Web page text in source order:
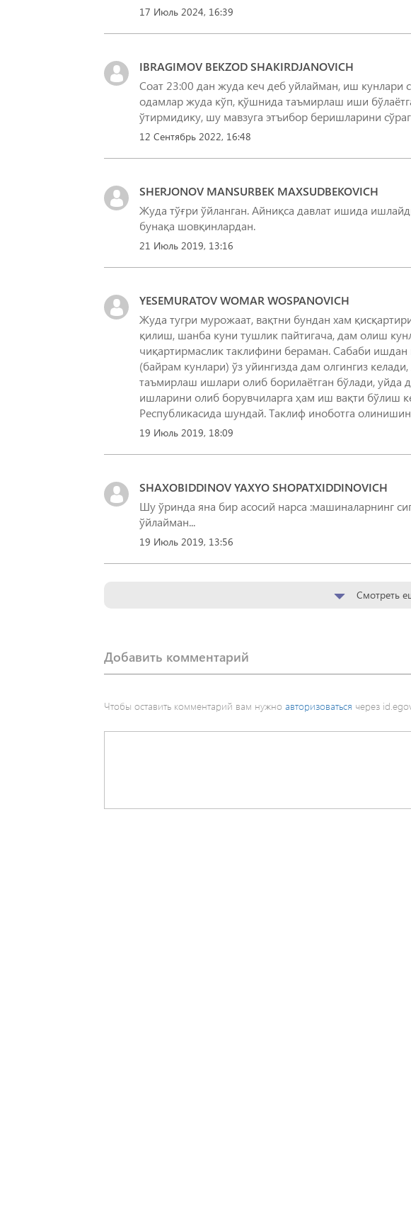
17 Июль 2024, 16:39
IBRAGIMOV BEKZOD SHAKIRDJANOVICH
Соат 23:00 дан жуда кеч деб уйлайман, иш кунлари
одамлар жуда кўп, қўшнида таъмирлаш иши
ўтирмидику, шу мавзуга этъибор беришларини
12 Сентябрь 2022, 16:48
SHERJONOV MANSURBEK MAXSUDBEKOVICH
Жуда тўғри ўйланган. Айниқса давлат ишида
21 Июль 2019, 13:16
YESEMURATOV WOMAR WOSPANOVICH
Жуда тугри мурожаат, вақтни бундан хам
қилиш, шанба куни тушлик пайтигача, дам олиш
чиқартирмаслик таклифини бераман. Сабаби ишдан
(байрам кунлари) ўз уйингизда дам олгингиз
таъмирлаш ишлари олиб борилаётган бўлади, уйда
ишларини олиб борувчиларга ҳам иш вақти бўлиш
Республикасида шундай. Таклиф иноботга
19 Июль 2019, 18:09
SHAXOBIDDINOV YAXYO SHOPATXIDDINOVICH
Шу ўринда яна бир асосий нарса :машиналарнинг
ўйлайман...
19 Июль 2019, 13:56
Смотреть
Добавить комментарий
Чтобы оставить комментарий вам нужно авторизоваться через